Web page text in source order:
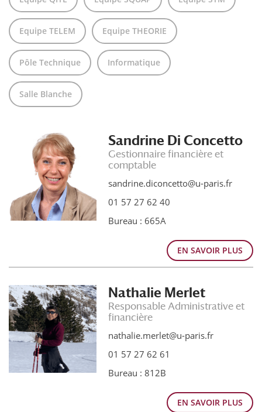
Equipe TELEM Equipe THEORIE
Pôle Technique Informatique
Salle Blanche
Sandrine Di Concetto
Gestionnaire financière et
comptable
sandrine.diconcetto@u-paris.fr
01 57 27 62 40
Bureau : 665A
EN SAVOIR PLUS
Nathalie Merlet
Responsable Administrative et
financière
nathalie.merlet@u-paris.fr
01 57 27 62 61
Bureau : 812B
EN SAVOIR PLUS